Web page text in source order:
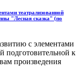
театрализованной
"Лесная сказка" (по
с элементами
подготовительной к
произведения